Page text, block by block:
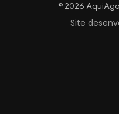
© 2026
Site